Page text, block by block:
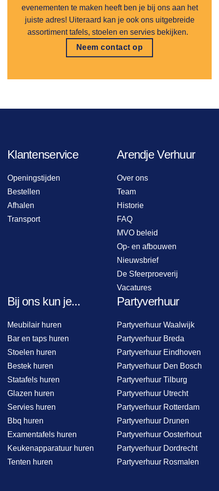
evenementen te maken heeft ben je bij ons aan het
juiste adres! Uiteraard kan je ook ons uitgebreide
assortiment tafels, stoelen en servies bekijken.
Neem contact op
Klantenservice
Openingstijden
Bestellen
Afhalen
Transport
Arendje Verhuur
Over ons
Team
Historie
FAQ
MVO beleid
Op- en afbouwen
Nieuwsbrief
De Sfeerproeverij
Vacatures
Bij ons kun je...
Meubilair huren
Bar en taps huren
Stoelen huren
Bestek huren
Statafels huren
Glazen huren
Servies huren
Bbq huren
Examentafels huren
Keukenapparatuur huren
Tenten huren
Partyverhuur
Partyverhuur Waalwijk
Partyverhuur Breda
Partyverhuur Eindhoven
Partyverhuur Den Bosch
Partyverhuur Tilburg
Partyverhuur Utrecht
Partyverhuur Rotterdam
Partyverhuur Drunen
Partyverhuur Oosterhout
Partyverhuur Dordrecht
Partyverhuur Rosmalen